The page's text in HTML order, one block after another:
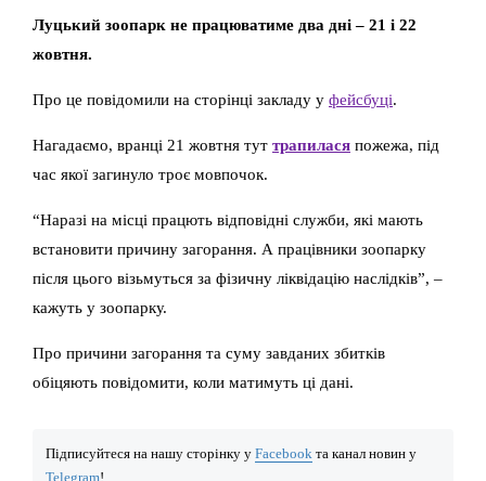
Луцький зоопарк не працюватиме два дні – 21 і 22
жовтня.
Про це повідомили на сторінці закладу у фейсбуці.
Нагадаємо, вранці 21 жовтня тут трапилася пожежа, під
час якої загинуло троє мовпочок.
“Наразі на місці працють відповідні служби, які мають
встановити причину загорання. А працівники зоопарку
після цього візьмуться за фізичну ліквідацію наслідків”, –
кажуть у зоопарку.
Про причини загорання та суму завданих збитків
обіцяють повідомити, коли матимуть ці дані.
Підписуйтеся на нашу сторінку у Facebook та канал новин у
Telegram!